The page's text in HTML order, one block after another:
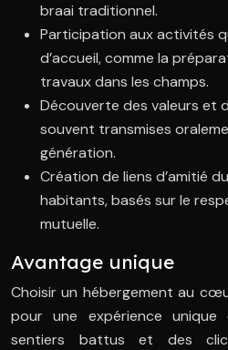
braai traditionnel.
Participation aux activités
d’accueil, comme la
travaux dans les champs.
Découverte des valeurs et
souvent transmises
génération.
Création de liens d’amitié
habitants, basés sur le
mutuelle.
Avantage unique
Choisir un hébergement au
pour une expérience
sentiers battus et des